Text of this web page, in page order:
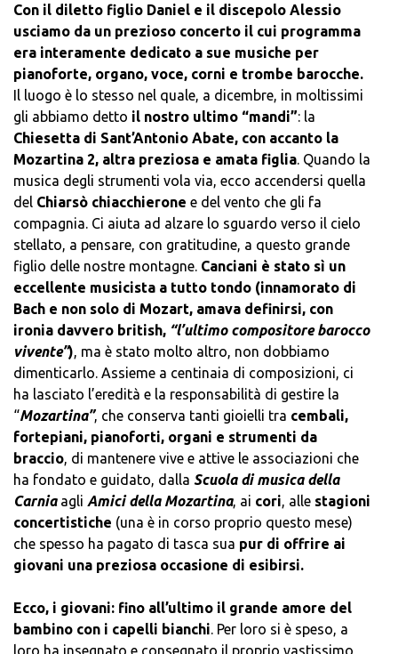
Con il diletto figlio Daniel e il discepolo Alessio
usciamo da un prezioso concerto il cui programma
era interamente dedicato a sue musiche per
pianoforte, organo, voce, corni e trombe barocche.
Il luogo è lo stesso nel quale, a dicembre, in moltissimi
gli abbiamo detto il nostro ultimo “mandi”: la
Chiesetta di Sant’Antonio Abate, con accanto la
Mozartina 2, altra preziosa e amata figlia. Quando la
musica degli strumenti vola via, ecco accendersi quella
del Chiarsò chiacchierone e del vento che gli fa
compagnia. Ci aiuta ad alzare lo sguardo verso il cielo
stellato, a pensare, con gratitudine, a questo grande
figlio delle nostre montagne. Canciani è stato sì un
eccellente musicista a tutto tondo (innamorato di
Bach e non solo di Mozart, amava definirsi, con
ironia davvero british, “l’ultimo compositore barocco
vivente”), ma è stato molto altro, non dobbiamo
dimenticarlo. Assieme a centinaia di composizioni, ci
ha lasciato l’eredità e la responsabilità di gestire la
“Mozartina”, che conserva tanti gioielli tra cembali,
fortepiani, pianoforti, organi e strumenti da
braccio, di mantenere vive e attive le associazioni che
ha fondato e guidato, dalla Scuola di musica della
Carnia agli Amici della Mozartina, ai cori, alle stagioni
concertistiche (una è in corso proprio questo mese)
che spesso ha pagato di tasca sua pur di offrire ai
giovani una preziosa occasione di esibirsi.
Ecco, i giovani: fino all’ultimo il grande amore del
bambino con i capelli bianchi. Per loro si è speso, a
loro ha insegnato e consegnato il proprio vastissimo